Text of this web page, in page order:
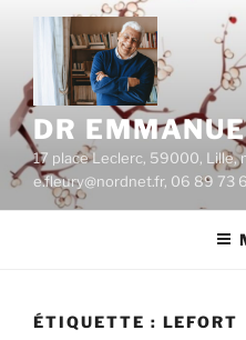
Aller
contenu
principal
DR
17 place Leclerc, 59000, Lille,
e.fleury@nordnet.fr, 06 89 73
ÉTIQUETTE : LEFORT